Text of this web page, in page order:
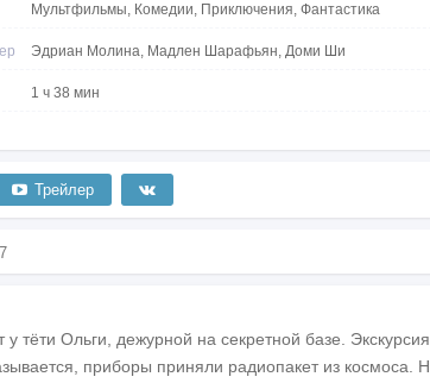
Мультфильмы, Комедии, Приключения, Фантастика
Эдриан Молина, Мадлен Шарафьян, Доми Ши
1 ч 38 мин
Трейлер
тёти Ольги, дежурной на секретной базе.
приборы приняли радиопакет из космоса.